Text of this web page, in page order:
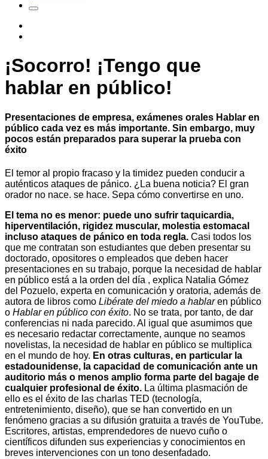
¡Socorro! ¡Tengo que
hablar en público!
Presentaciones de empresa, exámenes orales Hablar en
público cada vez es más importante. Sin embargo, muy
pocos están preparados para superar la prueba con
éxito
El temor al propio fracaso y la timidez pueden conducir a
auténticos ataques de pánico. ¿La buena noticia? El gran
orador no nace. se hace. Sepa cómo convertirse en uno.
El tema no es menor: puede uno sufrir taquicardia,
hiperventilación, rigidez muscular, molestia estomacal
incluso ataques de pánico en toda regla. Casi todos los
que me contratan son estudiantes que deben presentar su
doctorado, opositores o empleados que deben hacer
presentaciones en su trabajo, porque la necesidad de hablar
en público está a la orden del día , explica Natalia Gómez
del Pozuelo, experta en comunicación y oratoria, además de
autora de libros como Libérate del miedo a hablaren público
o Hablar en público con éxito. No se trata, por tanto, de dar
conferencias ni nada parecido. Al igual que asumimos que
es necesario redactar correctamente, aunque no seamos
novelistas, la necesidad de hablar en público se multiplica
en el mundo de hoy. En otras culturas, en particular la
estadounidense, la capacidad de comunicación ante un
auditorio más o menos amplio forma parte del bagaje de
cualquier profesional de éxito. La última plasmación de
ello es el éxito de las charlas TED (tecnología,
entretenimiento, diseño), que se han convertido en un
fenómeno gracias a su difusión gratuita a través de YouTube.
Escritores, artistas, emprendedores de nuevo cuño o
científicos difunden sus experiencias y conocimientos en
breves intervenciones con un tono desenfadado.